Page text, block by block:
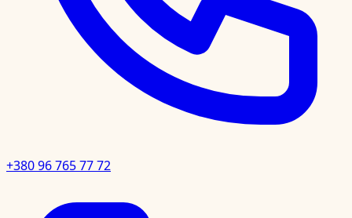
+380 96 765 77 72